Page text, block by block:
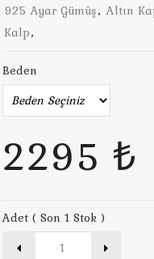
925 Ayar Gümüş, Altın
Kalp,
Beden
2295 ₺
Adet ( Son 1 Stok )